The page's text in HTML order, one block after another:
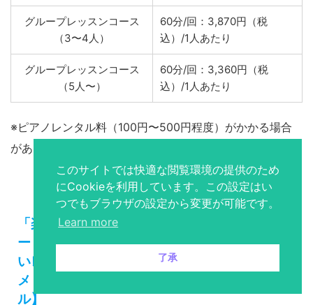
グループレッスンコース
（3〜4人）
60分/回：3,870円（税
込）/1人あたり
グループレッスンコース
（5人〜）
60分/回：3,360円（税
込）/1人あたり
※ピアノレンタル料（100円〜500円程度）がかかる場合
があります。
「楽しかった」と思えるレッスンがモット
ー！子どもからシニアまでストレスなく楽し
いレッスンで上達できるボイトレ教室【カサ
メミュージックスクール 荻窪ボーカルスクー
ル】
このサイトでは快適な閲覧環境の提供のため
にCookieを利用しています。この設定はい
つでもブラウザの設定から変更が可能です。
Learn more
了承